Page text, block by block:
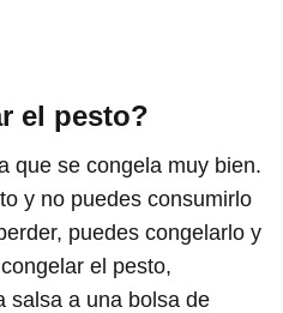
el pesto?
que se congela muy bien.
y no puedes consumirlo
puedes congelarlo y
el pesto,
salsa a una bolsa de